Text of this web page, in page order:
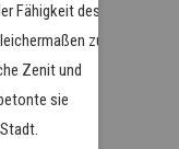
Fähigkeit des
zu
Zenit und
sie